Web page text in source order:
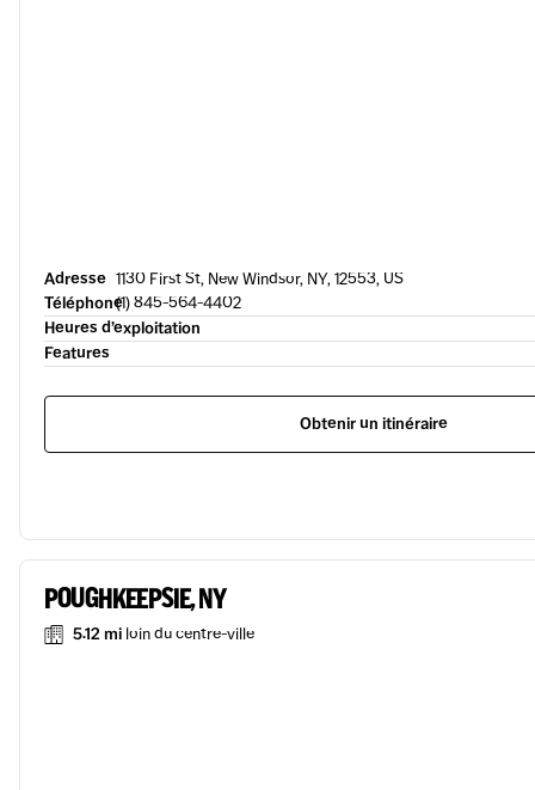
Adresse 1130 First St, New Windsor, NY, 12553, US
Téléphone(1) 845-564-4402
Heures d’exploitation
Features
Obtenir un itinéraire
POUGHKEEPSIE, NY
5.12 mi loin du centre-ville